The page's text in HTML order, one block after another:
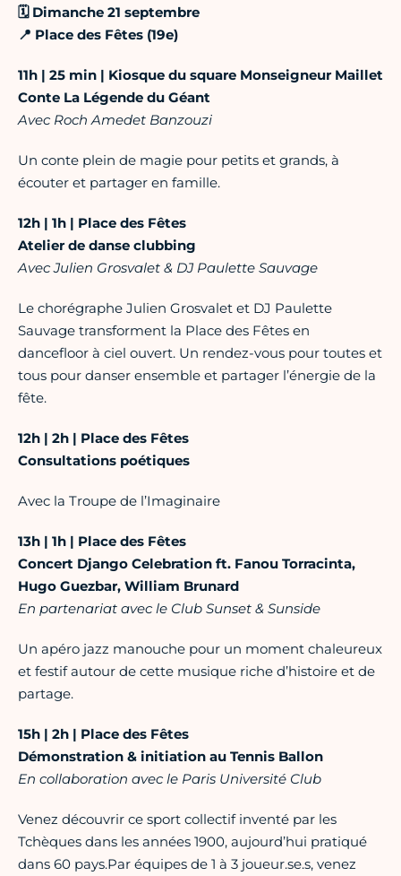
🗓️ Dimanche 21 septembre
📍 Place des Fêtes (19e)
11h | 25 min | Kiosque du square Monseigneur Maillet
Conte La Légende du Géant
Avec Roch Amedet Banzouzi
Un conte plein de magie pour petits et grands, à
écouter et partager en famille.
12h | 1h | Place des Fêtes
Atelier de danse clubbing
Avec Julien Grosvalet & DJ Paulette Sauvage
Le chorégraphe Julien Grosvalet et DJ Paulette
Sauvage transforment la Place des Fêtes en
dancefloor à ciel ouvert. Un rendez-vous pour toutes et
tous pour danser ensemble et partager l’énergie de la
fête.
12h | 2h | Place des Fêtes
Consultations poétiques
Avec la Troupe de l’Imaginaire
13h | 1h | Place des Fêtes
Concert Django Celebration ft. Fanou Torracinta,
Hugo Guezbar, William Brunard
En partenariat avec le Club Sunset & Sunside
Un apéro jazz manouche pour un moment chaleureux
et festif autour de cette musique riche d’histoire et de
partage.
15h | 2h | Place des Fêtes
Démonstration & initiation au Tennis Ballon
En collaboration avec le Paris Université Club
Venez découvrir ce sport collectif inventé par les
Tchèques dans les années 1900, aujourd’hui pratiqué
dans 60 pays.Par équipes de 1 à 3 joueur.se.s, venez